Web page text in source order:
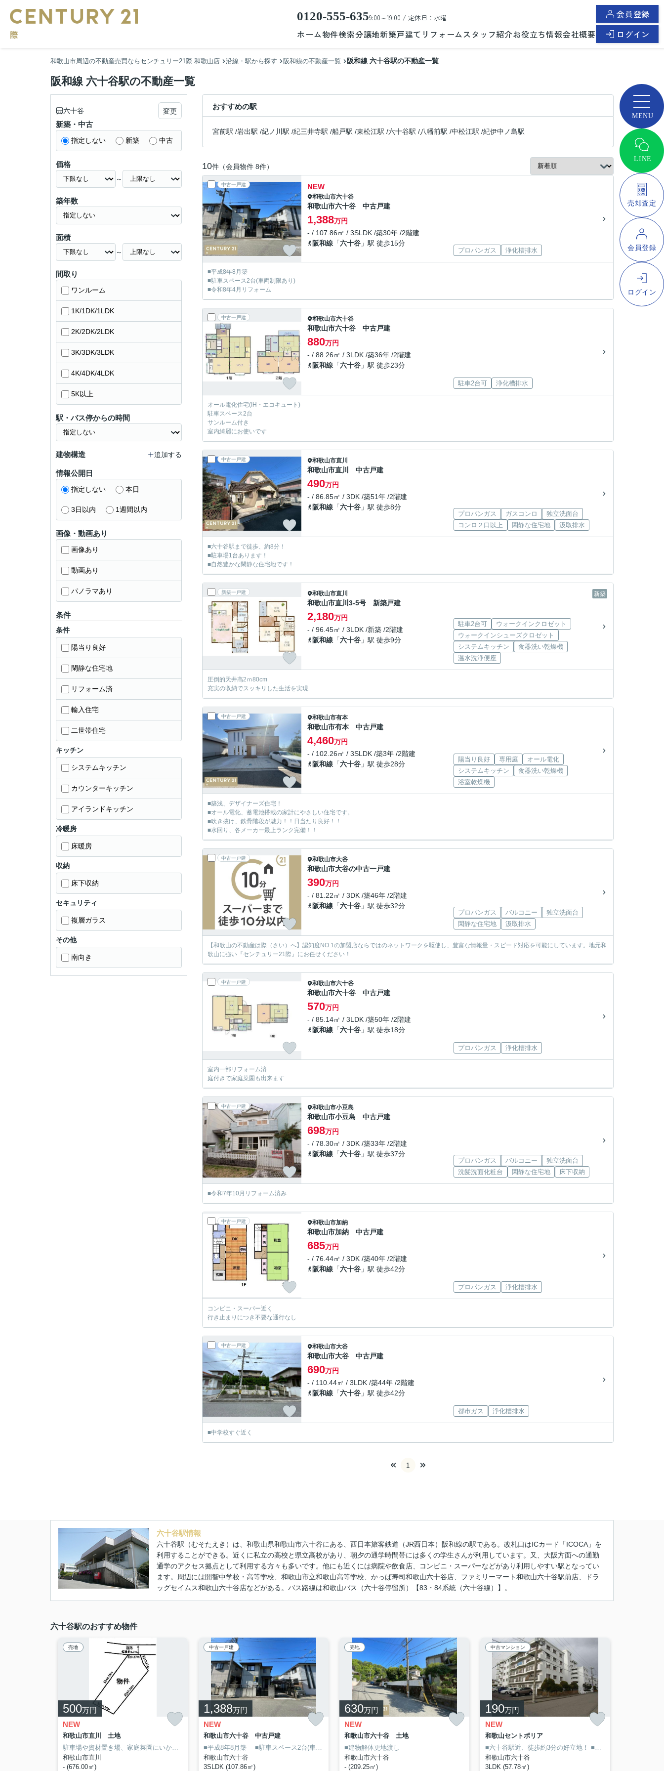
0120-555-6359:00～19:00 / 定休日：水曜
ホーム物件検索分譲地新築戸建て リフォーム スタッフ紹介お役立ち情報会社概要
会員登録
ログイン
和歌山市周辺の不動産売買ならセンチュリー21際 和歌山店 沿線・駅から探す 阪和線の不動産一覧 阪和線 六十谷駅の不動産一覧
阪和線 六十谷駅の不動産一覧
おすすめの駅
宮前駅 /岩出駅 /紀ノ川駅 /紀三井寺駅 /船戸駅 /東松江駅 /六十谷駅 /八幡前駅 /中松江駅 /紀伊中ノ島駅
10件（会員物件 8件）
中古一戸建 NEW
和歌山市六十谷
和歌山市六十谷 中古戸建
1,388万円
- / 107.86㎡ / 3SLDK /築30年 /2階建
阪和線 「六十谷 」駅 徒歩15分
プロパンガス 浄化槽排水
■平成8年8月築
■駐車スペース2台(車両制限あり)
■令和8年4月リフォーム
中古一戸建 和歌山市六十谷
和歌山市六十谷 中古戸建
880万円
- / 88.26㎡ / 3LDK /築36年 /2階建
阪和線 「六十谷 」駅 徒歩23分
駐車2台可 浄化槽排水
オール電化住宅(IH・エコキュート)
駐車スペース2台
サンルーム付き
室内綺麗にお使いです
中古一戸建 和歌山市直川
和歌山市直川 中古戸建
490万円
- / 86.85㎡ / 3DK /築51年 /2階建
阪和線 「六十谷 」駅 徒歩8分
プロパンガス ガスコンロ
独立洗面台
コンロ２口以上
閑静な住宅地 汲取排水
■六十谷駅まで徒歩、約8分！
■駐車場1台あります！
■自然豊かな閑静な住宅地です！
新築一戸建 新築
和歌山市直川
和歌山市直川3-5号 新築戸建
2,180万円
- / 96.45㎡ / 3LDK /新築 /2階建
阪和線 「六十谷 」駅 徒歩9分
駐車2台可
ウォークインクロゼット
ウォークインシューズクロゼット
システムキッチン
食器洗い乾燥機
温水洗浄便座
圧倒的天井高2ｍ80cm
充実の収納でスッキリした生活を実現
中古一戸建 和歌山市有本
和歌山市有本 中古戸建
4,460万円
- / 102.26㎡ / 3SLDK /築3年 /2階建
阪和線 「六十谷 」駅 徒歩28分
陽当り良好 専用庭
オール電化
システムキッチン
食器洗い乾燥機
浴室乾燥機
■築浅、デザイナーズ住宅！
■オール電化、蓄電池搭載の家計にやさしい住宅です。
■吹き抜け、鉄骨階段が魅力！！日当たり良好！！
■水回り、各メーカー最上ランク完備！！
中古一戸建 和歌山市大谷
和歌山市大谷の中古一戸建
390万円
- / 81.22㎡ / 3DK /築46年 /2階建
阪和線 「六十谷 」駅 徒歩32分
プロパンガス バルコニー
独立洗面台
閑静な住宅地
汲取排水
【和歌山の不動産は際（さい）へ】認知度NO.1の加盟店ならではのネットワークを駆使し、豊富な情報量・スピード対応を可能にしています。地元和
歌山に強い『センチュリー21際』にお任せください！
中古一戸建 和歌山市六十谷
和歌山市六十谷 中古戸建
570万円
- / 85.14㎡ / 3LDK /築50年 /2階建
阪和線 「六十谷 」駅 徒歩18分
プロパンガス 浄化槽排水
室内一部リフォーム済
庭付きで家庭菜園も出来ます
中古一戸建 和歌山市小豆島
和歌山市小豆島 中古戸建
698万円
- / 78.30㎡ / 3DK /築33年 /2階建
阪和線 「六十谷 」駅 徒歩37分
プロパンガス バルコニー
独立洗面台
洗髪洗面化粧台
閑静な住宅地 床下収納
■令和7年10月リフォーム済み
中古一戸建 和歌山市加納
和歌山市加納 中古戸建
685万円
- / 76.44㎡ / 3DK /築40年 /2階建
阪和線 「六十谷 」駅 徒歩42分
プロパンガス 浄化槽排水
コンビニ・スーパー近く
行き止まりにつき不要な通行なし
中古一戸建 和歌山市大谷
和歌山市大谷 中古戸建
690万円
- / 110.44㎡ / 3LDK /築44年 /2階建
阪和線 「六十谷 」駅 徒歩42分
都市ガス 浄化槽排水
■中学校すぐ近く
1
六十谷 変更
新築・中古
指定しない 新築 中古
価格
～
築年数
面積
～
間取り
ワンルーム
1K/1DK/1LDK
2K/2DK/2LDK
3K/3DK/3LDK
4K/4DK/4LDK
5K以上
駅・バス停からの時間
建物構造 追加する
情報公開日
指定しない 本日
3日以内 1週間以内
画像・動画あり
画像あり
動画あり
パノラマあり
条件
条件
陽当り良好
閑静な住宅地
リフォーム済
輸入住宅
二世帯住宅
キッチン
システムキッチン
カウンターキッチン
アイランドキッチン
冷暖房
床暖房
収納
床下収納
セキュリティ
複層ガラス
その他
南向き
六十谷駅情報
六十谷駅（むそたえき）は、和歌山県和歌山市六十谷にある、西日本旅客鉄道（JR西日本）阪和線の駅である。改札口はICカード「ICOCA」を
利用することができる。近くに私立の高校と県立高校があり、朝夕の通学時間帯には多くの学生さんが利用しています。又、大阪方面への通勤
通学のアクセス拠点として利用する方々も多いです。他にも近くには病院や飲食店、コンビニ・スーパーなどがあり利用しやすい駅となってい
ます。周辺には開智中学校・高等学校、和歌山市立和歌山高等学校、かっぱ寿司和歌山六十谷店、ファミリーマート和歌山六十谷駅前店、ドラ
ッグセイムス和歌山六十谷店などがある。バス路線は和歌山バス（六十谷停留所）【83・84系統（六十谷線）】。
六十谷駅のおすすめ物件
売地
500万円
NEW
和歌山市直川 土地
駐車場や資材置き場、家庭菜園にいかがですか
明るい土地です
和歌山市直川
- (676.00㎡)
中古一戸建
1,388万円
NEW
和歌山市六十谷 中古戸建
■平成8年8月築
■駐車スペース2台(車両制限あり)
■令和8年4月リフォーム
和歌山市六十谷
3SLDK (107.86㎡)
売地
630万円
NEW
和歌山市六十谷 土地
■建物解体更地渡し
和歌山市六十谷
- (209.25㎡)
中古マンション
190万円
NEW
和歌山セントポリア
■六十谷駅近、徒歩約3分の好立地！
■室内広々3LDKあり！
和歌山市六十谷
3LDK (57.78㎡)